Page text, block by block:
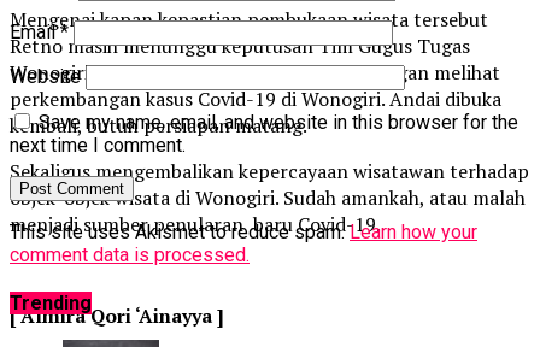
Mengenai kapan kepastian pembukaan wisata tersebut
Retno masih menunggu keputusan Tim Gugus Tugas
Wonogiri, Tentunya keputusan tersebut dengan melihat
perkembangan kasus Covid-19 di Wonogiri. Andai dibuka
kembali, butuh persiapan matang.
Sekaligus mengembalikan kepercayaan wisatawan terhadap
objek-objek wisata di Wonogiri. Sudah amankah, atau malah
menjadi sumber penularan baru Covid-19.
[ Almira Qori ‘Ainayya ]
Email*
Website
Save my name, email, and website in this browser for the
next time I comment.
This site uses Akismet to reduce spam.Learn how your
comment data is processed.
Trending